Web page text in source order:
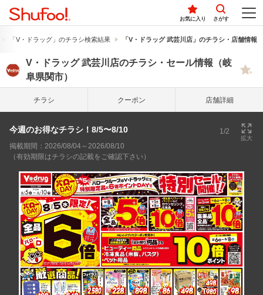
お気に入り さがす
「V・ドラッグ」のチラシ検索結果 「V・ドラッグ 武芸川店」のチラシ・店舗情報
V・ドラッグ 武芸川店のチラシ・セール情報（岐
阜県関市）
チラシ クーポン 店舗詳細
今週のお得なチラシ！8/5〜8/10 1/2
拡大
掲載期間：2026/08/04～2026/08/10
（有効期限はチラシの記載をご確認下さい）